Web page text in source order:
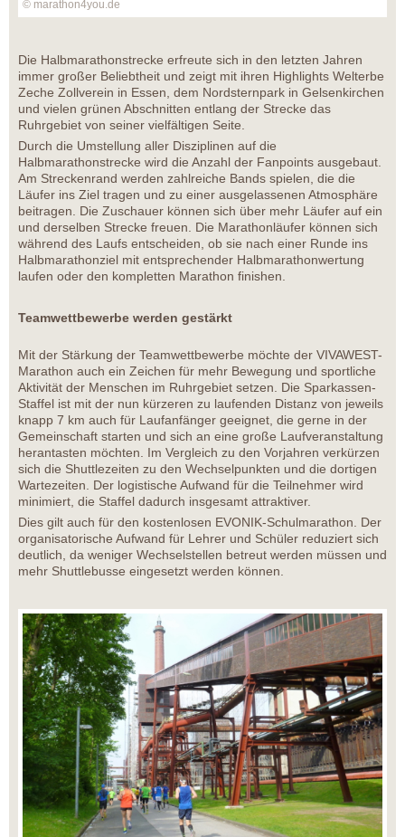
© marathon4you.de
Die Halbmarathonstrecke erfreute sich in den letzten Jahren
immer großer Beliebtheit und zeigt mit ihren Highlights Welterbe
Zeche Zollverein in Essen, dem Nordsternpark in Gelsenkirchen
und vielen grünen Abschnitten entlang der Strecke das
Ruhrgebiet von seiner vielfältigen Seite.
Durch die Umstellung aller Disziplinen auf die
Halbmarathonstrecke wird die Anzahl der Fanpoints ausgebaut.
Am Streckenrand werden zahlreiche Bands spielen, die die
Läufer ins Ziel tragen und zu einer ausgelassenen Atmosphäre
beitragen. Die Zuschauer können sich über mehr Läufer auf ein
und derselben Strecke freuen. Die Marathonläufer können sich
während des Laufs entscheiden, ob sie nach einer Runde ins
Halbmarathonziel mit entsprechender Halbmarathonwertung
laufen oder den kompletten Marathon finishen.
Teamwettbewerbe werden gestärkt
Mit der Stärkung der Teamwettbewerbe möchte der VIVAWEST-
Marathon auch ein Zeichen für mehr Bewegung und sportliche
Aktivität der Menschen im Ruhrgebiet setzen. Die Sparkassen-
Staffel ist mit der nun kürzeren zu laufenden Distanz von jeweils
knapp 7 km auch für Laufanfänger geeignet, die gerne in der
Gemeinschaft starten und sich an eine große Laufveranstaltung
herantasten möchten. Im Vergleich zu den Vorjahren verkürzen
sich die Shuttlezeiten zu den Wechselpunkten und die dortigen
Wartezeiten. Der logistische Aufwand für die Teilnehmer wird
minimiert, die Staffel dadurch insgesamt attraktiver.
Dies gilt auch für den kostenlosen EVONIK-Schulmarathon. Der
organisatorische Aufwand für Lehrer und Schüler reduziert sich
deutlich, da weniger Wechselstellen betreut werden müssen und
mehr Shuttlebusse eingesetzt werden können.